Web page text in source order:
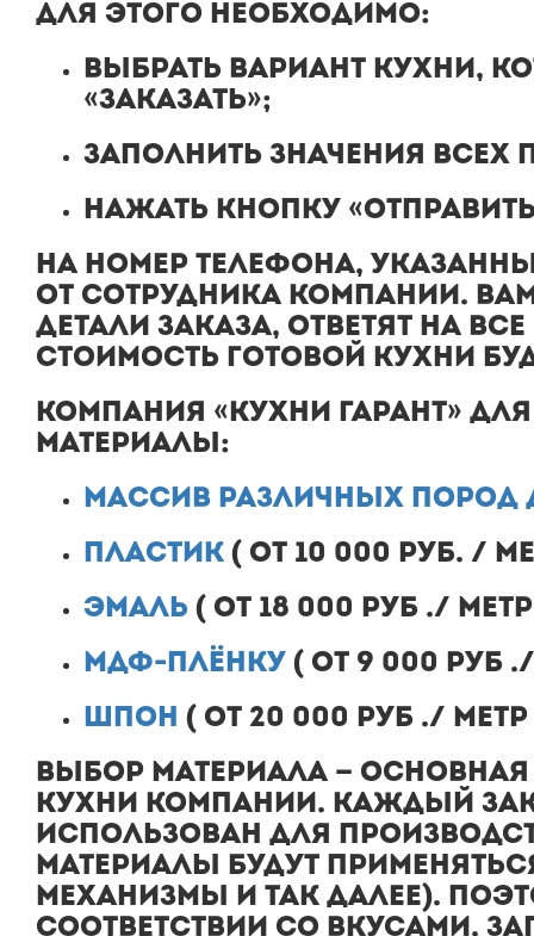
ДЛЯ ЭТОГО НЕОБХОДИМО:
ВЫБРАТЬ ВАРИАНТ КУХНИ,
«ЗАКАЗАТЬ»;
ЗАПОЛНИТЬ ЗНАЧЕНИЯ
НАЖАТЬ КНОПКУ
НА НОМЕР ТЕЛЕФОНА,
ОТ СОТРУДНИКА КОМПАНИИ.
ДЕТАЛИ ЗАКАЗА, ОТВЕТЯТ НА
СТОИМОСТЬ ГОТОВОЙ КУХНИ
КОМПАНИЯ «КУХНИ ГАРАНТ»
МАТЕРИАЛЫ:
МАССИВ РАЗЛИЧНЫХ ПОРОД
ПЛАСТИК ( ОТ 10 000 РУБ. /
ЭМАЛЬ ( ОТ 18 000 РУБ ./
МДФ-ПЛЁНКУ ( ОТ 9 000 РУБ
ШПОН ( ОТ 20 000 РУБ ./
ВЫБОР МАТЕРИАЛА —
КУХНИ КОМПАНИИ. КАЖДЫЙ
ИСПОЛЬЗОВАН ДЛЯ
МАТЕРИАЛЫ БУДУТ
МЕХАНИЗМЫ И ТАК ДАЛЕЕ).
СООТВЕТСТВИИ СО ВКУСАМИ,